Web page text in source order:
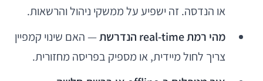
או הנדסה. זה ישפיע על ממשקי ניהול והרשאות.
מהי רמת real-time הנדרשת
— האם שינוי קמפיין
צריך לחול מיידית, או מספיק בפריסה מחזורית.